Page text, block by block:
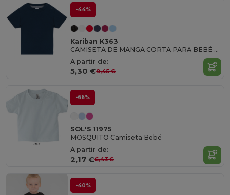
-44%
Kariban K363
CAMISETA DE MANGA CORTA PARA BEBÉ Bebé Camiseta Manga Corta
A partir de:
5,30 €9,45 €
-66%
SOL'S 11975
MOSQUITO Camiseta Bebé
A partir de:
2,17 €6,43 €
-40%